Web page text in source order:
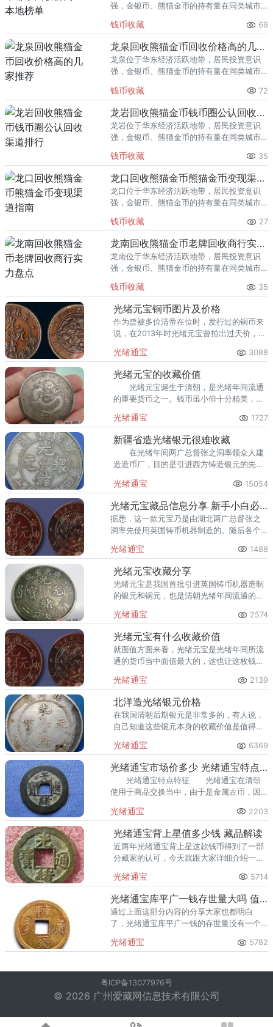
强，金银币、熊猫金币的持有量在同类城市
熊猫金币的需求就明显升温，但鱼龙混杂的
回收渠道里，能精准识别版别溢
钱币收藏 69
龙泉回收熊猫金币回收价格高的几家推荐
龙泉位于华东经济活跃地带，居民投资意识
强，金银币、熊猫金币的持有量在同类城市
熊猫金币的需求就明显升温，但鱼龙混杂的
回收渠道里，能精准识别版别溢
钱币收藏 72
龙岩回收熊猫金币钱币圈公认回收渠道排行
龙岩位于华东经济活跃地带，居民投资意识
强，金银币、熊猫金币的持有量在同类城市
熊猫金币的需求就明显升温，但鱼龙混杂的
回收渠道里，能精准识别版别溢
钱币收藏 35
龙口回收熊猫金币熊猫金币变现渠道指南
龙口位于华东经济活跃地带，居民投资意识
强，金银币、熊猫金币的持有量在同类城市
熊猫金币的需求就明显升温，但鱼龙混杂的
回收渠道里，能精准识别版别溢
钱币收藏 27
龙南回收熊猫金币老牌回收商行实力盘点
龙南位于华东经济活跃地带，居民投资意识
强，金银币、熊猫金币的持有量在同类城市
熊猫金币的需求就明显升温，但鱼龙混杂的
回收渠道里，能精准识别版别溢
钱币收藏 35
光绪元宝铜币图片及价格
作为曾被多位清帝在位时，发行过的铜币来
说，在2013年时光绪元宝曾拍出过天价，可
求。下面让我们来一起分析一下光绪元宝铜
币图片及价格吧。
光绪通宝 3088
光绪元宝的收藏价值
光绪元宝诞生于清朝，是光绪年间流通
的重要货币之一。钱币虽小但十分精美，满
枚，价值甚大。
光绪通宝 1727
新疆省造光绪银元很难收藏
在光绪年间两广总督张之洞率领众人建
造造币厂，目的是引进西方铸造银元的先进
绪银元成色也不错，从喀什地区普遍使用。
光绪通宝 15054
光绪元宝藏品信息分享 新手小白必懂
据悉，这一款元宝乃是由湖北两广总督张之
洞率先使用英国铸币机器制造的。随后各个
省局铸造。
光绪通宝 1488
光绪元宝收藏分享
光绪元宝是我国首批引进英国铸币机器造制
的银元和铜元，也是清朝光绪年间流通的货
大的，到目前为止我们所使用的钱币都是方
孔圆钱。
光绪通宝 2574
光绪元宝有什么收藏价值
就面值方面来看，光绪元宝是光绪年间所流
通的货币当中面值最大的，这也让这枚钱币
光绪通宝 2139
北洋造光绪银元价格
在我国清朝后期银元是非常多的，有人说，
自己知道这些银元本身的收藏价值是值得肯
格，所以，想要了解这个时期的一些银元价
格，今天，我们就
光绪通宝 6369
光绪通宝市场价多少 光绪通宝特点特征
光绪通宝特点特征 光绪通宝在清朝
使用于商品交换当中，由于是金属古币，因
光绪通宝铜钱上的字其实大多数是楷书，当
然也有极少部分的字体的篆书。
光绪通宝 2203
光绪通宝背上星值多少钱 藏品解读
近两年光绪通宝背上星这款钱币得到了一部
分藏家的认可，今天就跟大家详细介绍一下
况，希望让一些新手藏家对这方面有更好的
把握。
光绪通宝 5714
光绪通宝库平广一钱存世量大吗 值得购入吗
通过上面这部分内容的分享大家也都明白
了，光绪通宝库平广一钱的存世量没有一个
光绪通宝 5782
粤ICP备13077976号
© 2026 广州爱藏网信息技术有限公司